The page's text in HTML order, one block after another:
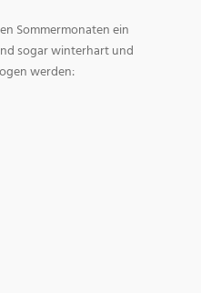
Sommermonaten ein
sogar winterhart und
werden: